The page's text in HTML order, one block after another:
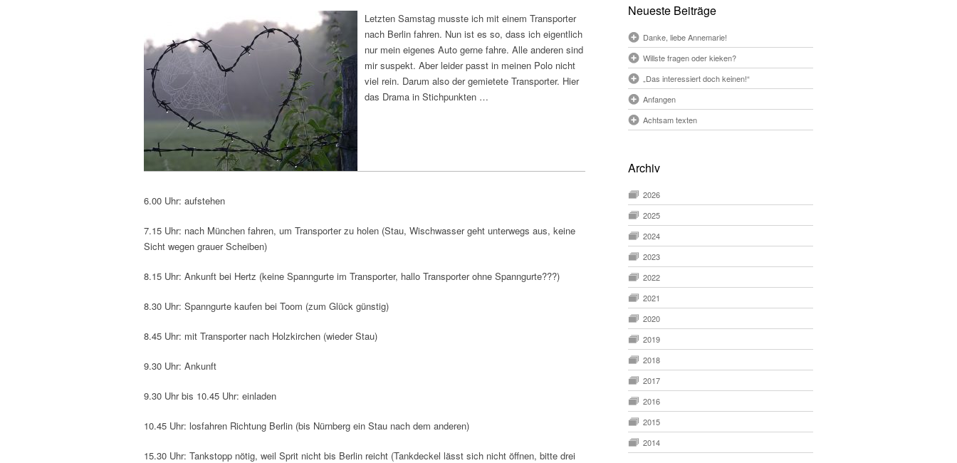
Letzten Samstag musste ich mit einem Transporter
nach Berlin fahren. Nun ist es so, dass ich eigentlich
nur mein eigenes Auto gerne fahre. Alle anderen sind
mir suspekt. Aber leider passt in meinen Polo nicht
viel rein. Darum also der gemietete Transporter. Hier
das Drama in Stichpunkten …
6.00 Uhr: aufstehen
7.15 Uhr: nach München fahren, um Transporter zu holen (Stau, Wischwasser geht unterwegs aus, keine
Sicht wegen grauer Scheiben)
8.15 Uhr: Ankunft bei Hertz (keine Spanngurte im Transporter, hallo Transporter ohne Spanngurte???)
8.30 Uhr: Spanngurte kaufen bei Toom (zum Glück günstig)
8.45 Uhr: mit Transporter nach Holzkirchen (wieder Stau)
9.30 Uhr: Ankunft
9.30 Uhr bis 10.45 Uhr: einladen
10.45 Uhr: losfahren Richtung Berlin (bis Nürnberg ein Stau nach dem anderen)
15.30 Uhr: Tankstopp nötig, weil Sprit nicht bis Berlin reicht (Tankdeckel lässt sich nicht öffnen, bitte drei
Neueste Beiträge
Danke, liebe Annemarie!
Willste fragen oder kieken?
„Das interessiert doch keinen!“
Anfangen
Achtsam texten
Archiv
2026
2025
2024
2023
2022
2021
2020
2019
2018
2017
2016
2015
2014